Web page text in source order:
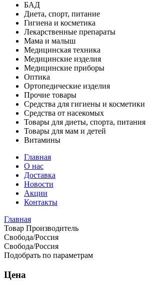
БАД
Диета, спорт, питание
Гигиена и косметика
Лекарственные препараты
Мама и малыш
Медицинская техника
Медицинские изделия
Медицинские приборы
Оптика
Ортопедические изделия
Прочие товары
Средства для гигиены и косметики
Средства от насекомых
Товары для диеты, спорта, питания
Товары для мам и детей
Витамины
Главная
О нас
Доставка
Новости
Акции
Контакты
Главная
Товар Производитель
Свобода/Россия
Свобода/Россия
Подобрать по параметрам
Цена